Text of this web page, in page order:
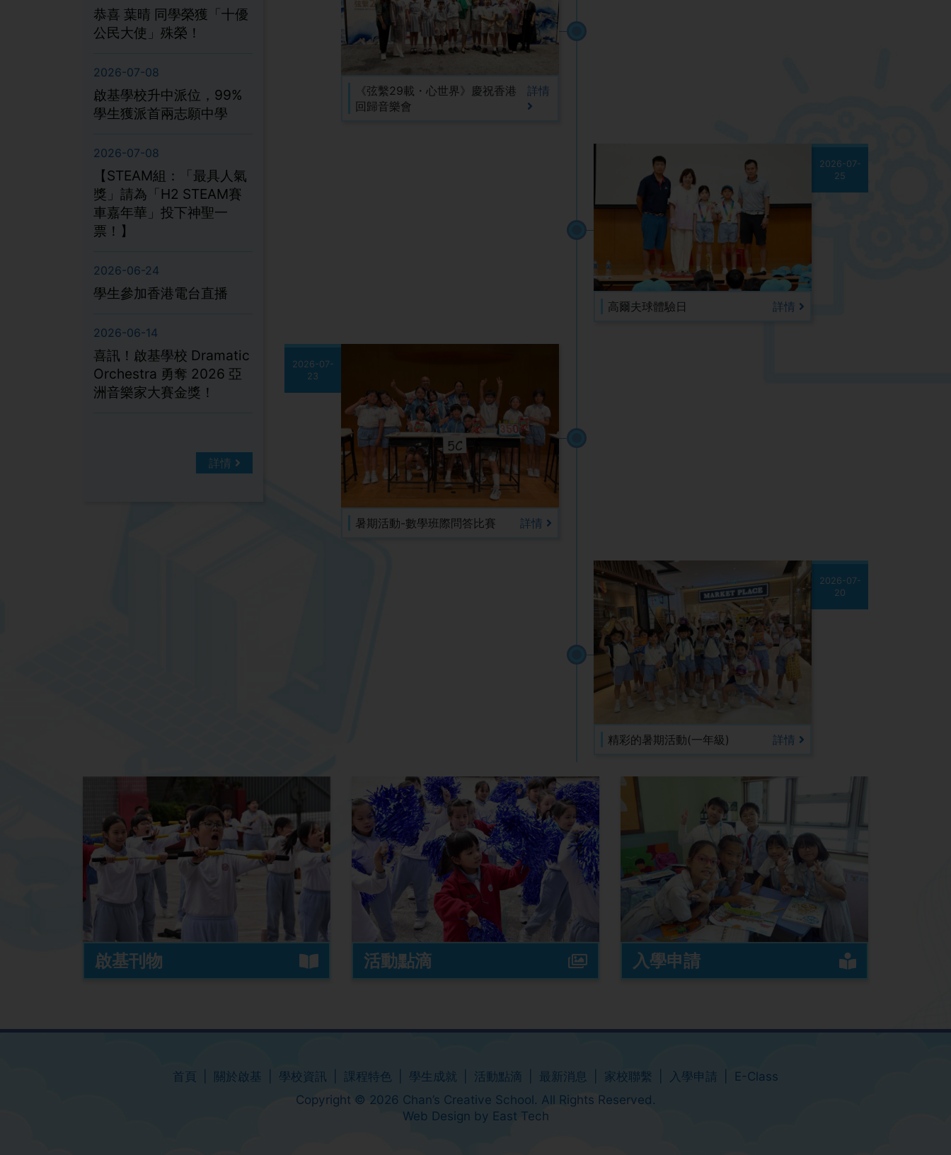
《弦繫29載・心世界》慶祝香港
回歸音樂會
詳情
2026-07-
25
高爾夫球體驗日 詳情
2026-07-
23
暑期活動-數學班際問答比賽 詳情
2026-07-
20
精彩的暑期活動(一年級) 詳情
恭喜 葉晴 同學榮獲「十優
公民大使」殊榮！
2026-07-08
啟基學校升中派位，99%
學生獲派首兩志願中學
2026-07-08
【STEAM組：「最具人氣
獎」請為「H2 STEAM賽
車嘉年華」投下神聖一
票！】
2026-06-24
學生參加香港電台直播
2026-06-14
喜訊！啟基學校 Dramatic
Orchestra 勇奪 2026 亞
洲音樂家大賽金獎！
詳情
啟基刊物 活動點滴 入學申請
首頁 關於啟基 學校資訊 課程特色 學生成就 活動點滴 最新消息 家校聯繫 入學申請
E-Class
Copyright © 2026 Chan’s Creative School. All Rights Reserved.
Web Design by East Tech